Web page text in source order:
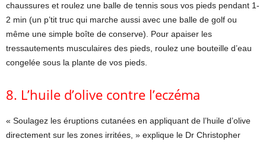
chaussures et roulez une balle de tennis sous vos pieds pendant 1-
2 min (un p’tit truc qui marche aussi avec une balle de golf ou
même une simple boîte de conserve). Pour apaiser les
tressautements musculaires des pieds, roulez une bouteille d’eau
congelée sous la plante de vos pieds.
8. L’huile d’olive contre l’eczéma
« Soulagez les éruptions cutanées en appliquant de l’huile d’olive
directement sur les zones irritées, » explique le Dr Christopher